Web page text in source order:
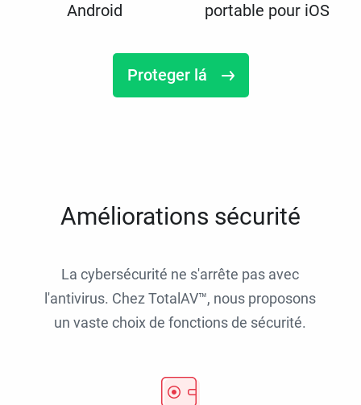
Android
portable pour iOS
Proteger lá
Améliorations sécurité
La cybersécurité ne s'arrête pas avec
l'antivirus. Chez TotalAV™, nous proposons
un vaste choix de fonctions de sécurité.